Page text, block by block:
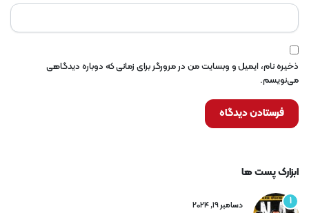
ذخیره نام، ایمیل و وبسایت من در مرورگر برای زمانی که دوباره دیدگاهی
می‌نویسم.
ابزارک پست ها
1 دسامبر 19, 2024